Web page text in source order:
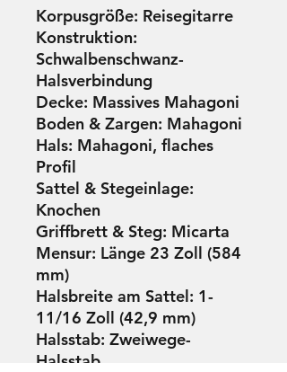
Korpusgröße: Reisegitarre
Konstruktion:
Schwalbenschwanz-
Halsverbindung
Decke: Massives Mahagoni
Boden & Zargen: Mahagoni
Hals: Mahagoni, flaches
Profil
Sattel & Stegeinlage:
Knochen
Griffbrett & Steg: Micarta
Mensur: Länge 23 Zoll (584
mm)
Halsbreite am Sattel: 1-
11/16 Zoll (42,9 mm)
Halsstab: Zweiwege-
Halsstab